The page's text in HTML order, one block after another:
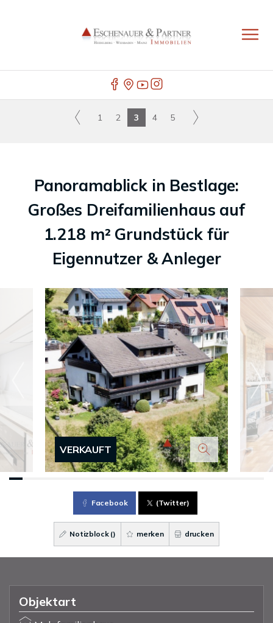
1 2 3 4 5
Panoramablick in Bestlage:
Großes Dreifamilienhaus auf
1.218 m² Grundstück für
Eigennutzer & Anleger
VERKAUFT
Facebook (Twitter)
Notizblock () merken drucken
Objektart